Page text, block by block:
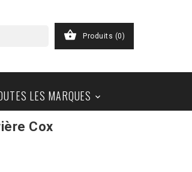
 Produits (0)

LES MARQUES
Cox